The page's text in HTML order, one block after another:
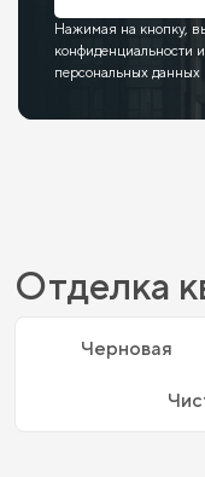
Нажимая на кнопку,
конфиденциальности
персональных данных
Отделка
Черновая